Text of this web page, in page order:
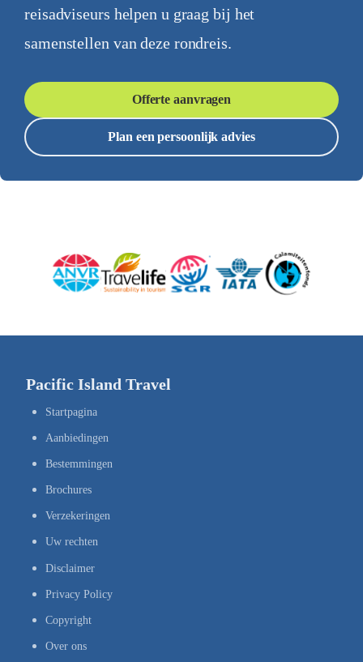
reisadviseurs helpen u graag bij het
samenstellen van deze rondreis.
Offerte aanvragen
Plan een persoonlijk advies
Pacific Island Travel
Startpagina
Aanbiedingen
Bestemmingen
Brochures
Verzekeringen
Uw rechten
Disclaimer
Privacy Policy
Copyright
Over ons